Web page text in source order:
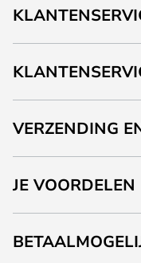
VERZENDING
JE VOORDELEN